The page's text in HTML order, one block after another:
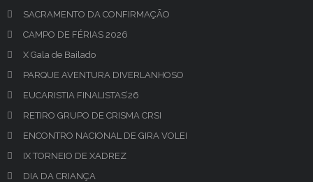
SACRAMENTO DA CONFIRMAÇÃO
CAMPO DE FÉRIAS 2026
X Gala de Bailado
PARQUE AVENTURA DIVERLANHOSO
EUCARISTIA FINALISTAS’26
RETIRO GRUPO DE CRISMA CRSI
ENCONTRO NACIONAL DE GIRA VOLEI
IX TORNEIO DE XADREZ
DIA DA CRIANÇA